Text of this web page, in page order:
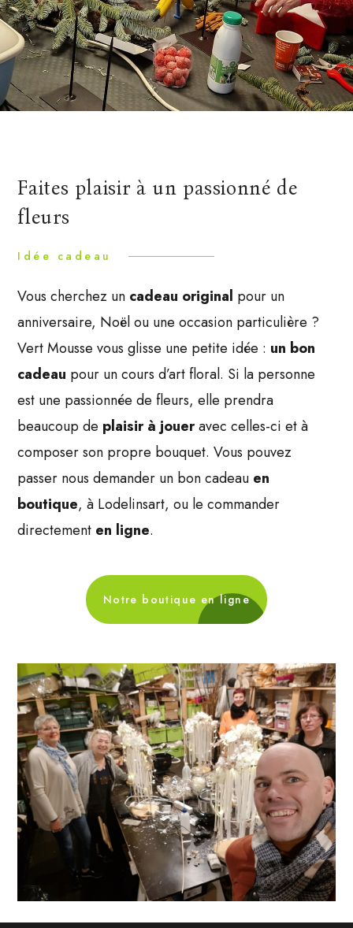
Idée cadeau
Faites plaisir à un passionné de
fleurs
Vous cherchez un cadeau original pour un
anniversaire, Noël ou une occasion particulière ?
Vert Mousse vous glisse une petite idée : un bon
cadeau pour un cours d’art floral. Si la personne
est une passionnée de fleurs, elle prendra
beaucoup de plaisir à joueravec celles-ci et à
composer son propre bouquet. Vous pouvez
passer nous demander un bon cadeau en
boutique, à Lodelinsart, ou le commander
directement en ligne.
Notre boutique en ligne